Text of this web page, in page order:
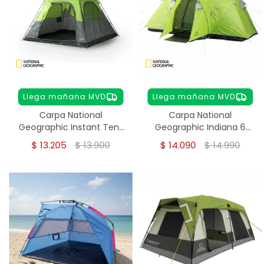
Llega mañana MVD
Carpa National
Geographic Instant Tent
4 personas
$ 13.205 $13.900
Llega mañana MVD
Carpa National
Geographic Indiana 6
personas
$ 14.090 $14.990